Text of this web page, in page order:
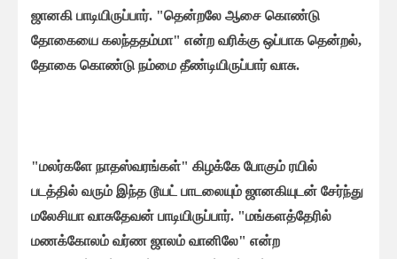
ஜானகி பாடியிருப்பார். "தென்றலே ஆசை கொண்டு
தோகையை கலந்ததம்மா" என்ற வரிக்கு ஒப்பாக தென்றல்,
தோகை கொண்டு நம்மை தீண்டியிருப்பார் வாசு.
"மலர்களே நாதஸ்வரங்கள்" கிழக்கே போகும் ரயில்
படத்தில் வரும் இந்த டூயட் பாடலையும் ஜானகியுடன் சேர்ந்து
மலேசியா வாசுதேவன் பாடியிருப்பார். "மங்களத்தேரில்
மணக்கோலம் வர்ண ஜாலம் வானிலே" என்ற